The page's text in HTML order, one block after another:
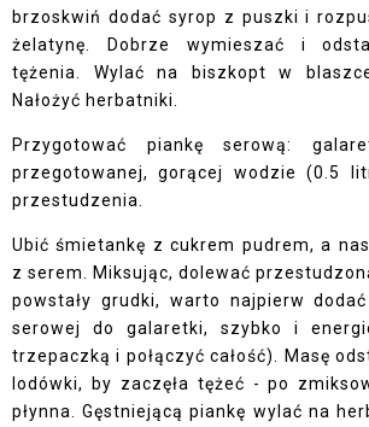
brzoskwiń dodać syrop z puszki i
żelatynę. Dobrze wymieszać i
tężenia. Wylać na biszkopt w
Nałożyć herbatniki.
Przygotować piankę serową:
przegotowanej, gorącej wodzie (0.5
przestudzenia.
Ubić śmietankę z cukrem pudrem, a
z serem. Miksując, dolewać
powstały grudki, warto najpierw
serowej do galaretki, szybko i
trzepaczką i połączyć całość). Masę
lodówki, by zaczęła tężeć - po
płynna. Gęstniejącą piankę wylać na